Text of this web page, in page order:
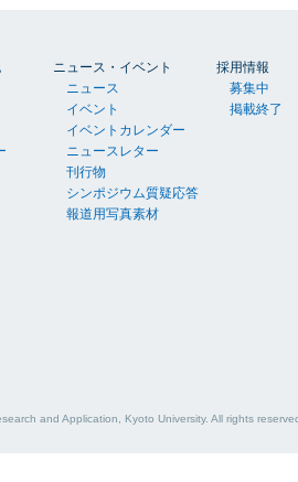
ニュース・イベント
ニュース
イベント
イベントカレンダー
ニュースレター
刊行物
シンポジウム質疑応答
報道用写真素材
採用情報
募集中
掲載終了
and Application, Kyoto University. All rights